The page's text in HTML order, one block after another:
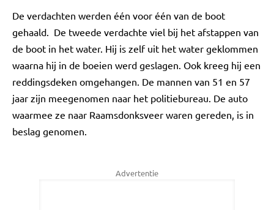
De verdachten werden één voor één van de boot
gehaald. De tweede verdachte viel bij het afstappen van
de boot in het water. Hij is zelf uit het water geklommen
waarna hij in de boeien werd geslagen. Ook kreeg hij een
reddingsdeken omgehangen. De mannen van 51 en 57
jaar zijn meegenomen naar het politiebureau. De auto
waarmee ze naar Raamsdonksveer waren gereden, is in
beslag genomen.
Advertentie